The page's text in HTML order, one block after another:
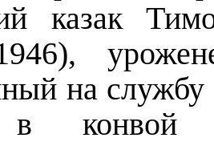
казак
на
конвой